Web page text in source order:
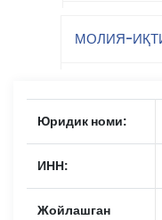
МОЛИЯ-
Юридик номи:
ИНН:
Жойлашган